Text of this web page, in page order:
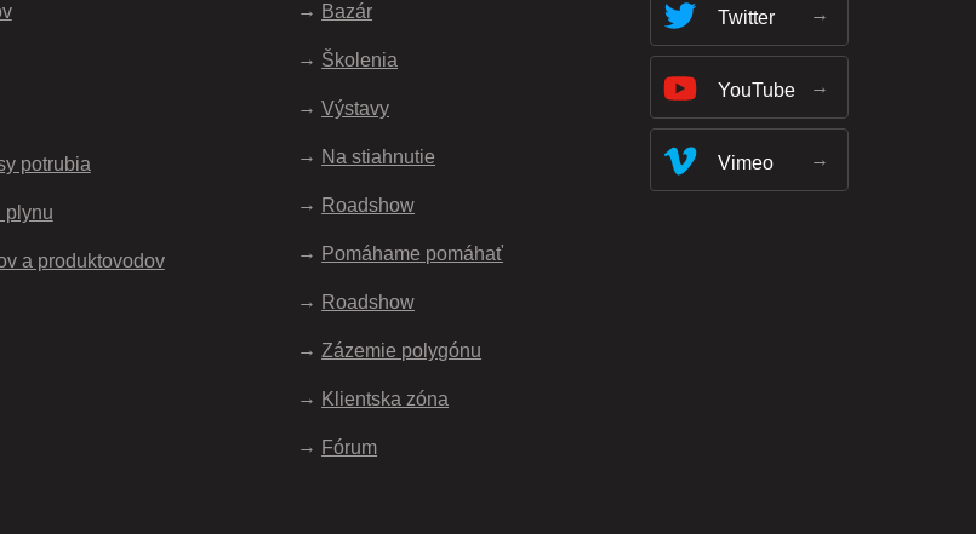
potrubia
plynu
a produktovodov
Bazár
Školenia
Výstavy
Na stiahnutie
Roadshow
Pomáhame pomáhať
Roadshow
Zázemie polygónu
Klientska zóna
Fórum
Twitter
YouTube
Vimeo